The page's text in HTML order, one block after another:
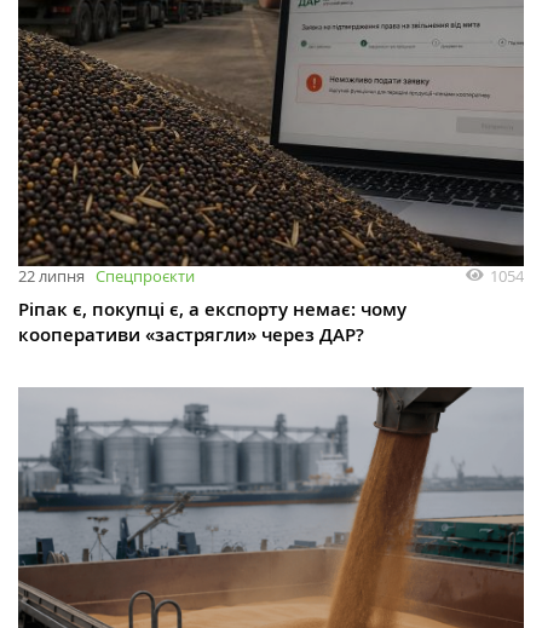
22 липня Спецпроєкти 1054
Ріпак є, покупці є, а експорту немає: чому
кооперативи «застрягли» через ДАР?